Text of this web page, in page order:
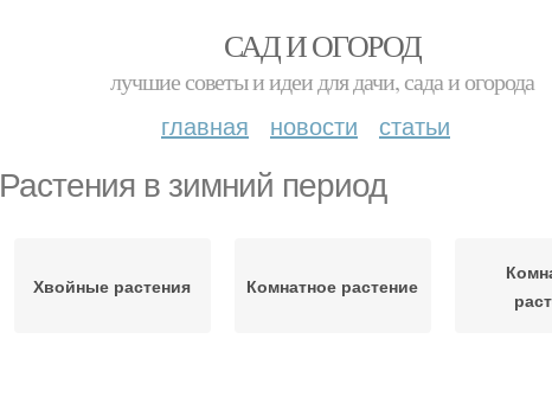
САД И ОГОРОД
лучшие советы и идеи для дачи, сада и огорода
главная новости статьи
Растения в зимний период
Хвойные растения Комнатное растение